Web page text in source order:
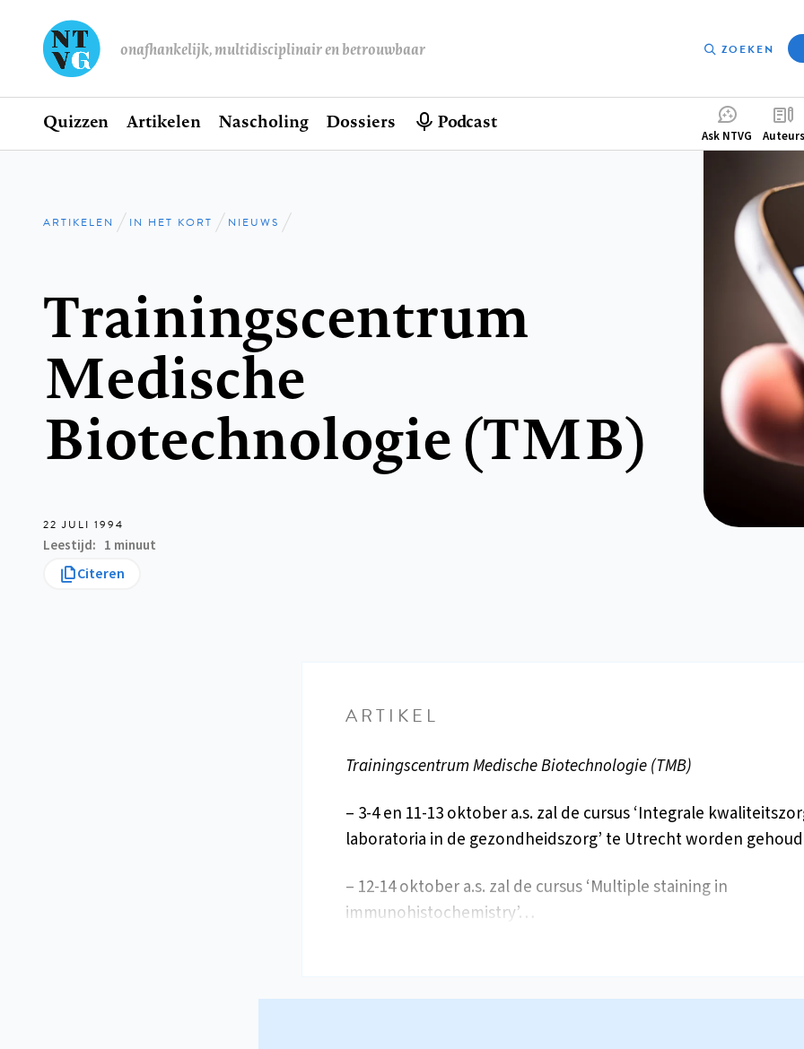
onafhankelijk, multidisciplinair en betrouwbaar ZOEKEN
Hoofdnavigatie
Home
Quizzen Artikelen Nascholing Dossiers Podcast
Ask NTVG Auteurs
Kruimelpad
ARTIKELEN IN HET KORT NIEUWS
Trainingscentrum
Medische
Biotechnologie (TMB)
22 JULI 1994
Leestijd 1 minuut
Citeren
ARTIKEL
Trainingscentrum Medische Biotechnologie (TMB)
– 3-4 en 11-13 oktober a.s. zal de cursus ‘Integrale
laboratoria in de gezondheidszorg’ te Utrecht worden
– 12-14 oktober a.s. zal de cursus ‘Multiple staining in
immunohistochemistry’…